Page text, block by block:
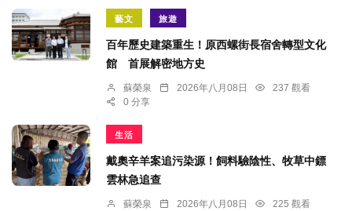
藝文 旅遊
百年歷史建築重生！原西螺街長宿舍轉型文化
館 首展解密地方史
蘇榮泉 2026年八月08日
237 觀看
0 分享
生活
戴奧辛羊案追污染源！飼料驗陰性、牧草中鏢
雲林急追查
蘇榮泉 2026年八月08日
225 觀看